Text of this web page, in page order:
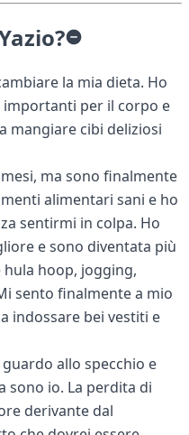
la mia dieta. Ho
per il corpo e
mangiare cibi deliziosi
ma sono finalmente
alimentari sani e ho
sentirmi in colpa. Ho
e sono diventata più
hoop, jogging,
sento finalmente a mio
indossare bei vestiti e
allo specchio e
sono io. La perdita di
derivante dal